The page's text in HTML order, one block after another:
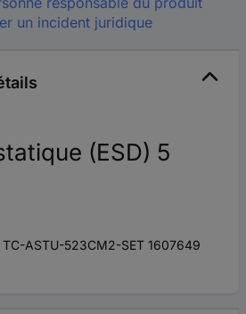
un incident juridique
(ESD) 5
TC-ASTU-523CM2-SET 1607649